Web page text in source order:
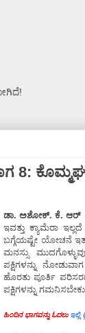
8:
ಡಾ. ಅಶೋಕ್.‌ ಕೆ. ಆರ್
ಇವತ್ತು ಕ್ಯಾಮೆರಾ
ಬಗ್ಗೆಯಷ್ಟೇ ಯೋಚನೆ
ಮನಸ್ಸು
ಪಕ್ಷಿಗಳನ್ನು
ಹೊರತು ಪೂರ್ತಿ
ಪಕ್ಷಿಗಳನ್ನು
ಹಿಂದಿನ ಭಾಗವನ್ನು ಓದಲು ಇಲ್ಲಿ